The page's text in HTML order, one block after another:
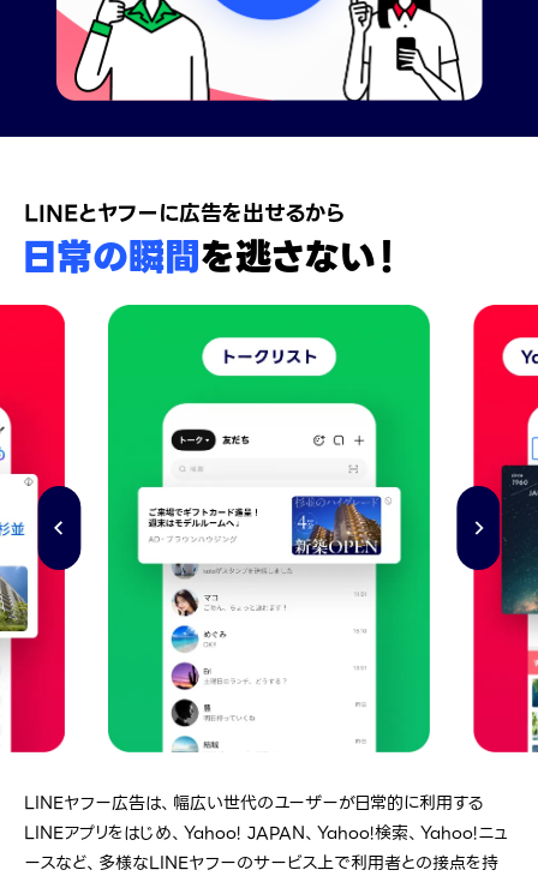
LINEとヤフーに広告を出せるから
日常の瞬間を逃さない！
LINEヤフー広告は、幅広い世代のユーザーが日常的に利用する
LINEアプリをはじめ、Yahoo! JAPAN、Yahoo!検索、Yahoo!ニュ
ースなど、多様なLINEヤフーのサービス上で利用者との接点を持